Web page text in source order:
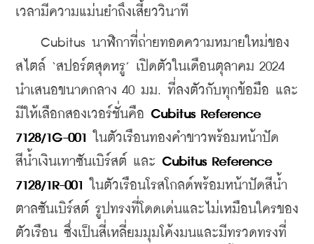
เวลามีความแม่นยำถึงเสี้ยววินาที
Cubitus นาฬิกาที่ถ่ายทอดความหมายใหม่ของ
สไตล์ ‘สปอร์ตสุดหรู’ เปิดตัวในเดือนตุลาคม 2024
นำเสนอขนาดกลาง 40 มม. ที่ลงตัวกับทุกข้อมือ และ
มีให้เลือกสองเวอร์ชั่นคือ Cubitus Reference
7128/1G-001
ในตัวเรือนทองคำขาวพร้อมหน้าปัด
สีน้ำเงินเทาซันเบิร์สต์ และ Cubitus Reference
7128/1R-001
ในตัวเรือนโรสโกลด์พร้อมหน้าปัดสีน้ำ
ตาลซันเบิร์สต์ รูปทรงที่โดดเด่นและไม่เหมือนใครของ
ตัวเรือน ซึ่งเป็นสี่เหลี่ยมมุมโค้งมนและมีทรวดทรงที่